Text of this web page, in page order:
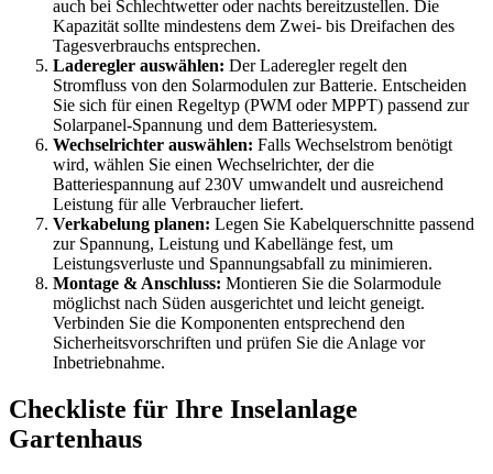
auch bei Schlechtwetter oder nachts bereitzustellen. Die
Kapazität sollte mindestens dem Zwei- bis Dreifachen des
Tagesverbrauchs entsprechen.
Laderegler auswählen: Der Laderegler regelt den
Stromfluss von den Solarmodulen zur Batterie. Entscheiden
Sie sich für einen Regeltyp (PWM oder MPPT) passend zur
Solarpanel-Spannung und dem Batteriesystem.
Wechselrichter auswählen: Falls Wechselstrom benötigt
wird, wählen Sie einen Wechselrichter, der die
Batteriespannung auf 230V umwandelt und ausreichend
Leistung für alle Verbraucher liefert.
Verkabelung planen: Legen Sie Kabelquerschnitte passend
zur Spannung, Leistung und Kabellänge fest, um
Leistungsverluste und Spannungsabfall zu minimieren.
Montage & Anschluss: Montieren Sie die Solarmodule
möglichst nach Süden ausgerichtet und leicht geneigt.
Verbinden Sie die Komponenten entsprechend den
Sicherheitsvorschriften und prüfen Sie die Anlage vor
Inbetriebnahme.
Checkliste für Ihre Inselanlage
Gartenhaus